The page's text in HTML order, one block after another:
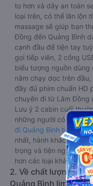
to hơn và dây an toàn
loại trên, có thể lăn lộn
massage sẽ giúp bạn
Đồng đến Quảng Bình
cạnh đầu để tiện tay
gọi tiếp viên, 2 cổng
biểu tượng nguồn dùng
nằm chạy dọc trên
đầy đủ phim chuẩn HD
chuyến đi từ Lâm Đồng
Lưu ý 2 cabin cuối
những người có thân
đi Quảng Bình từ Lâm
nhất, hành khách
trọng và tiện nghi. Tất
hơn các loại khác.
2. Về chất lượng,
Quảng Bình limousine